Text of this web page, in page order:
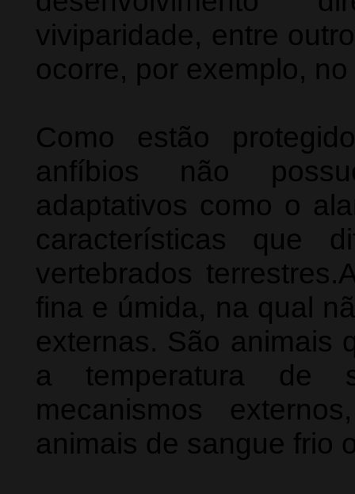
viviparidade, entre
ocorre, por exemplo,
Como estão
anfíbios não
adaptativos como o
características que
vertebrados
fina e úmida, na qual
externas. São animais
a temperatura de
mecanismos
animais de sangue frio